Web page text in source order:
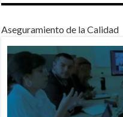
Aseguramiento de la Calidad